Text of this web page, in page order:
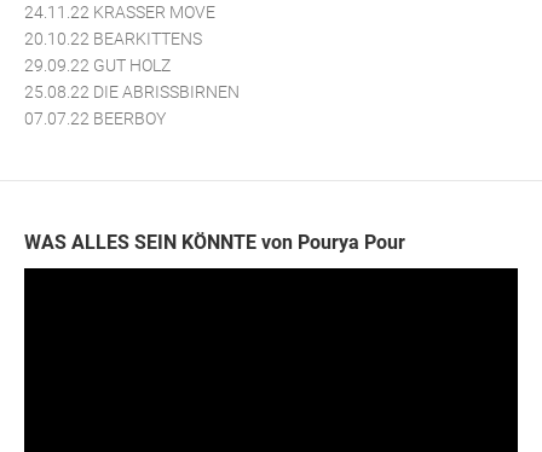
24.11.22 KRASSER MOVE
20.10.22 BEARKITTENS
29.09.22 GUT HOLZ
25.08.22 DIE ABRISSBIRNEN
07.07.22 BEERBOY
WAS ALLES SEIN KÖNNTE von Pourya Pour